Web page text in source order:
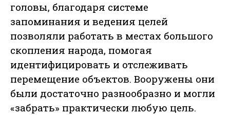
головы, благодаря системе
запоминания и ведения целей
позволяли работать в местах большого
скопления народа, помогая
идентифицировать и отслеживать
перемещение объектов. Вооружены они
были достаточно разнообразно и могли
«забрать» практически любую цель.